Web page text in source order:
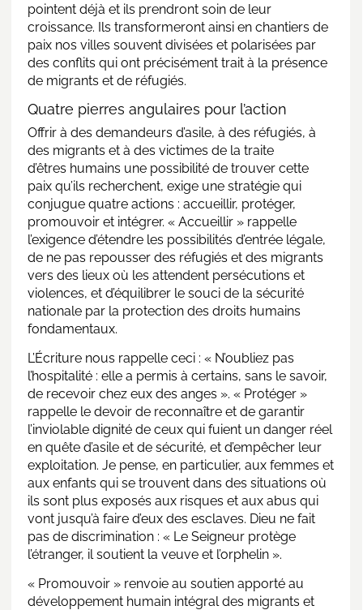
pointent déjà et ils prendront soin de leur
croissance. Ils transformeront ainsi en chantiers de
paix nos villes souvent divisées et polarisées par
des conflits qui ont précisément trait à la présence
de migrants et de réfugiés.
Quatre pierres angulaires pour l’action
Offrir à des demandeurs d’asile, à des réfugiés, à
des migrants et à des victimes de la traite
d’êtres humains une possibilité de trouver cette
paix qu’ils recherchent, exige une stratégie qui
conjugue quatre actions : accueillir, protéger,
promouvoir et intégrer. « Accueillir » rappelle
l’exigence d’étendre les possibilités d’entrée légale,
de ne pas repousser des réfugiés et des migrants
vers des lieux où les attendent persécutions et
violences, et d’équilibrer le souci de la sécurité
nationale par la protection des droits humains
fondamentaux.
L’Écriture nous rappelle ceci : « N’oubliez pas
l’hospitalité : elle a permis à certains, sans le savoir,
de recevoir chez eux des anges ». « Protéger »
rappelle le devoir de reconnaître et de garantir
l’inviolable dignité de ceux qui fuient un danger réel
en quête d’asile et de sécurité, et d’empêcher leur
exploitation. Je pense, en particulier, aux femmes et
aux enfants qui se trouvent dans des situations où
ils sont plus exposés aux risques et aux abus qui
vont jusqu’à faire d’eux des esclaves. Dieu ne fait
pas de discrimination : « Le Seigneur protège
l’étranger, il soutient la veuve et l’orphelin ».
« Promouvoir » renvoie au soutien apporté au
développement humain intégral des migrants et